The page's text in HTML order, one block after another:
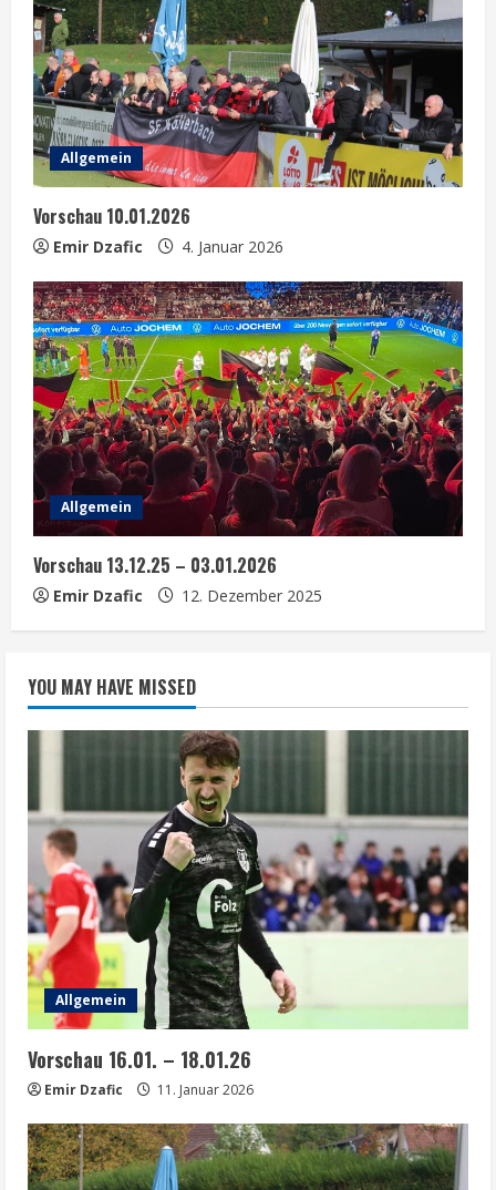
Allgemein
Vorschau 10.01.2026
Emir Dzafic 4. Januar 2026
Allgemein
Vorschau 13.12.25 – 03.01.2026
Emir Dzafic 12. Dezember 2025
YOU MAY HAVE MISSED
Allgemein
Vorschau 16.01. – 18.01.26
Emir Dzafic 11. Januar 2026